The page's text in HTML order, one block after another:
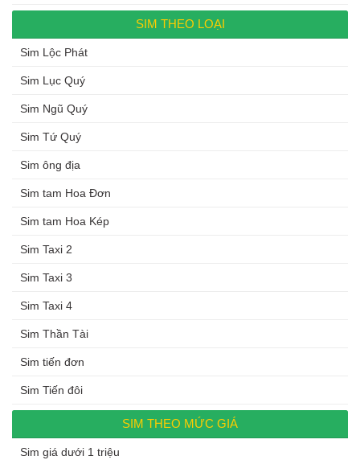
SIM THEO LOẠI
Sim Lộc Phát
Sim Lục Quý
Sim Ngũ Quý
Sim Tứ Quý
Sim ông địa
Sim tam Hoa Đơn
Sim tam Hoa Kép
Sim Taxi 2
Sim Taxi 3
Sim Taxi 4
Sim Thần Tài
Sim tiến đơn
Sim Tiến đôi
SIM THEO MỨC GIÁ
Sim giá dưới 1 triệu